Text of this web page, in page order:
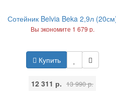
Сотейник Belvia Beka 2,9л
Вы экономите 1 679 р.
Купить
12 311 р. 13 990 р.